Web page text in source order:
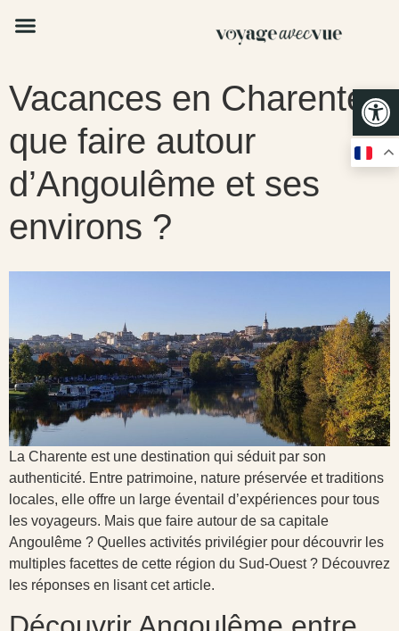
Vacances en Charente :
que faire autour
d’Angoulême et ses
environs ?
La Charente est une destination qui séduit par son
authenticité. Entre patrimoine, nature préservée et traditions
locales, elle offre un large éventail d’expériences pour tous
les voyageurs. Mais que faire autour de sa capitale
Angoulême ? Quelles activités privilégier pour découvrir les
multiples facettes de cette région du Sud-Ouest ? Découvrez
les réponses en lisant cet article.